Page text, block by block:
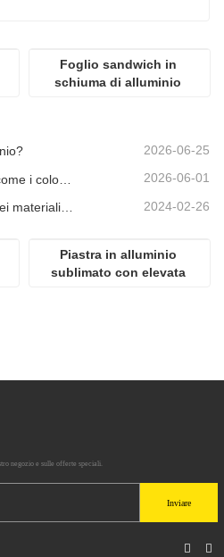
Foglio sandwich in
schiuma di alluminio
2026-06-25
2026-06-01
2024-02-26
Piastra in alluminio
sublimato con elevata
negozio e sulle offerte speciali.
Inviare